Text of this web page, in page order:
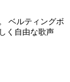
ベルティングボ
く自由な歌声